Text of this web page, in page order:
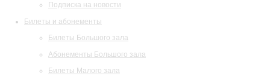
Подписка на новости
Билеты и абонементы
Билеты Большого зала
Абонементы Большого зала
Билеты Малого зала